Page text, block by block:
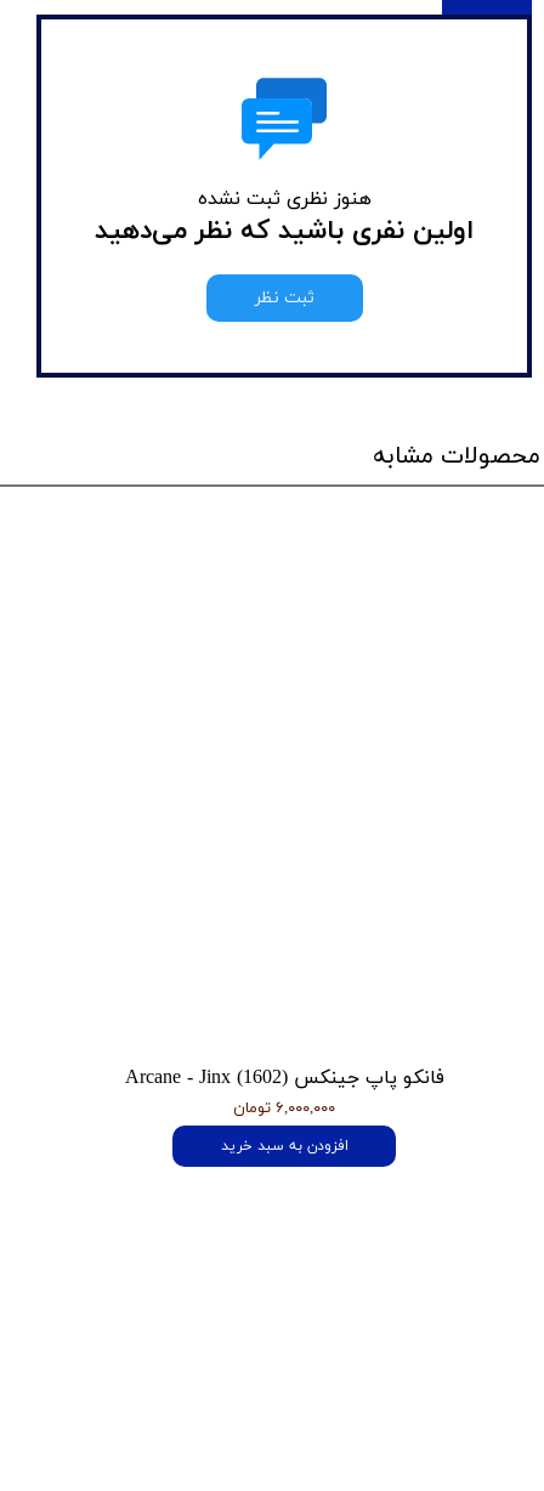
هنوز نظری ثبت نشده
اولین نفری باشید که نظر می‌دهید
ثبت نظر
محصولات مشابه
فانکو پاپ جینکس Arcane - Jinx (1602)
۶,۰۰۰,۰۰۰ تومان
افزودن به سبد خرید